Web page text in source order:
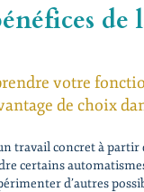
de
votre
de choix
travail concret à partir
certains
d’autres